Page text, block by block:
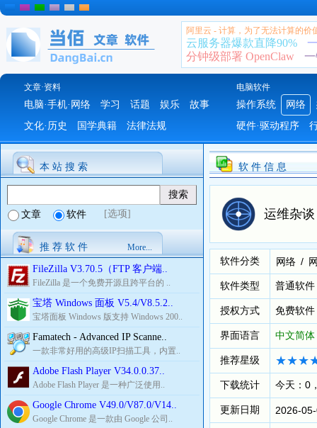
阿里云 - 计算，为了无法计算的价
云服务器爆款直降90%
分钟级部署 OpenClaw
文章·资料 电脑软件
电脑·手机·网络 学习 话题 娱乐
故事
文化·历史
国学典籍 法律法规
操作系统 网络
硬件·驱动程序
本 站 搜 索
文章 软件 [选项]
推 荐 软 件 More...
FileZilla V3.70.5（FTP 客户端..
FileZilla 是一个免费开源且跨平台的 ..
宝塔 Windows 面板 V5.4/V8.5.2..
宝塔面板 Windows 版支持 Windows 200..
Famatech - Advanced IP Scanne..
一款非常好用的高级IP扫描工具，内置..
Adobe Flash Player V34.0.0.37..
Adobe Flash Player 是一种广泛使用..
Google Chrome V49.0/V87.0/V14..
Google Chrome 是一款由 Google 公司..
软 件 信 息
运维杂
软件分类 网络 /
软件类型 普通软件
授权方式 免费软件
界面语言 中文简体
推荐星级
下载统计 今天：0
更新日期 2026-